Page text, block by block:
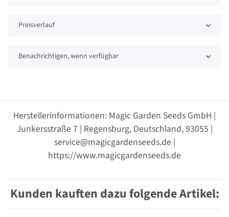
Preisverlauf
Benachrichtigen, wenn verfügbar
Herstellerinformationen: Magic Garden Seeds GmbH |
Junkersstraße 7 | Regensburg, Deutschland, 93055 |
service@magicgardenseeds.de |
https://www.magicgardenseeds.de
Kunden kauften dazu folgende Artikel: